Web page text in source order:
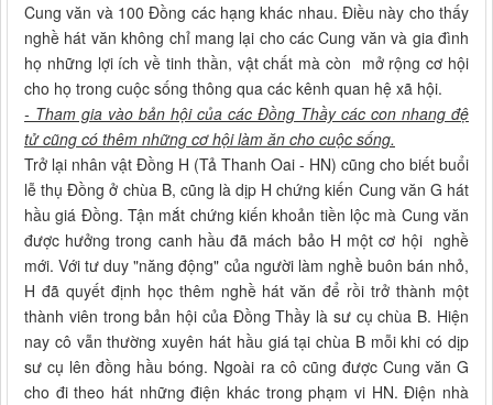
Cung văn và 100 Đồng các hạng khác nhau. Điều này cho thấy
nghề hát văn không chỉ mang lại cho các Cung văn và gia đình
họ những lợi ích về tinh thần, vật chất mà còn mở rộng cơ hội
cho họ trong cuộc sống thông qua các kênh quan hệ xã hội.
- Tham gia vào bản hội của các Đồng Thầy các con nhang đệ
tử cũng có thêm những cơ hội làm ăn cho cuộc sống.
Trở lại nhân vật Đồng H (Tả Thanh Oai - HN) cũng cho biết buổi
lễ thụ Đồng ở chùa B, cũng là dịp H chứng kiến Cung văn G hát
hầu giá Đồng. Tận mắt chứng kiến khoản tiền lộc mà Cung văn
được hưởng trong canh hầu đã mách bảo H một cơ hội nghề
mới. Với tư duy "năng động" của người làm nghề buôn bán nhỏ,
H đã quyết định học thêm nghề hát văn để rồi trở thành một
thành viên trong bản hội của Đồng Thầy là sư cụ chùa B. Hiện
nay cô vẫn thường xuyên hát hầu giá tại chùa B mỗi khi có dịp
sư cụ lên đồng hầu bóng. Ngoài ra cô cũng được Cung văn G
cho đi theo hát những điện khác trong phạm vi HN. Điện nhà